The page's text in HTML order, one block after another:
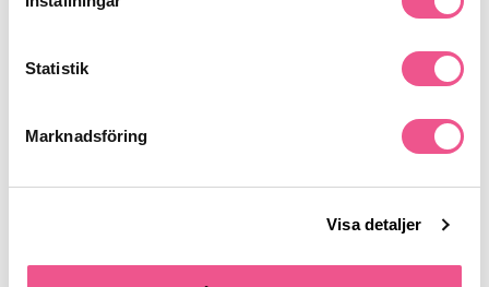
Statistik
Marknadsföring
Visa detaljer